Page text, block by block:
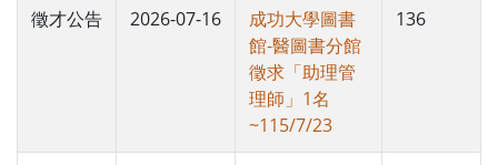
徵才公告 2026-07-16
成功大學圖書
館-醫圖書分館
徵求「助理管
理師」1名
~115/7/23
136